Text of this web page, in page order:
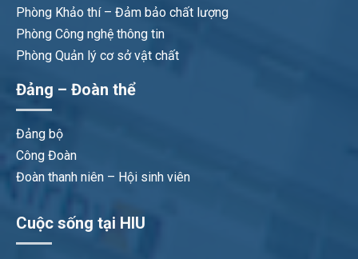
Phòng Khảo thí – Đảm bảo chất lượng
Phòng Công nghệ thông tin
Phòng Quản lý cơ sở vật chất
Đảng – Đoàn thể
Đảng bộ
Công Đoàn
Đoàn thanh niên – Hội sinh viên
Cuộc sống tại HIU